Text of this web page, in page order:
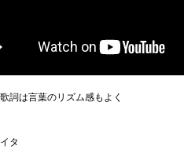
詞は言葉のリズム感もよく
タ